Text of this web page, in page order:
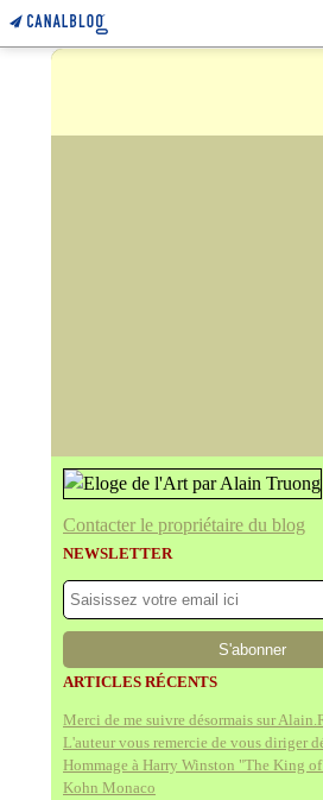
Contacter le propriétaire du blog
NEWSLETTER
ARTICLES RÉCENTS
Merci de me suivre désormais sur
L'auteur vous remercie de vous diriger
Hommage à Harry Winston "The King
Kohn Monaco